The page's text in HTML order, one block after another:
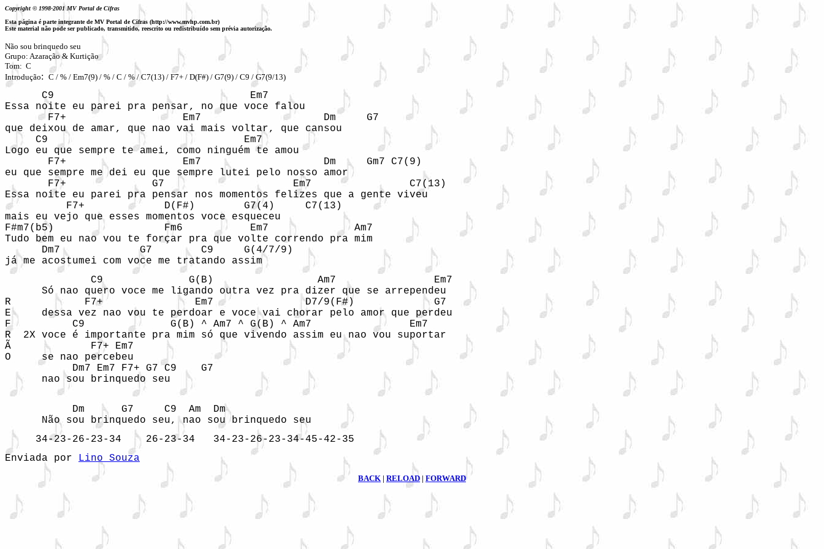
Copyright © 1998-2001 MV Portal de Cifras
Esta página é parte integrante de MV Portal de Cifras (http://www.mvhp.com.br)
Este material não pode ser publicado, transmitido, reescrito ou redistribuído sem prévia autorização.
Não sou brinquedo seu
Grupo: Azaração & Kurtição
Tom:  C
Introdução: C / % / Em7(9) / % / C / % / C7(13) / F7+ / D(F#) / G7(9) / C9 / G7(9/13)
      C9                                Em7
Essa noite eu parei pra pensar, no que voce falou
       F7+                   Em7                    Dm     G7
que deixou de amar, que nao vai mais voltar, que cansou
     C9                                Em7
Logo eu que sempre te amei, como ninguém te amou
       F7+                   Em7                    Dm     Gm7 C7(9)
eu que sempre me dei eu que sempre lutei pelo nosso amor
       F7+              G7                     Em7                C7(13)
Essa noite eu parei pra pensar nos momentos felizes que a gente viveu
          F7+             D(F#)        G7(4)     C7(13)
mais eu vejo que esses momentos voce esqueceu
F#m7(b5)                  Fm6           Em7              Am7
Tudo bem eu nao vou te forçar pra que volte correndo pra mim
      Dm7             G7        C9     G(4/7/9)
já me acostumei com voce me tratando assim
              C9              G(B)                 Am7                Em7
      Só nao quero voce me ligando outra vez pra dizer que se arrependeu
R            F7+               Em7               D7/9(F#)             G7
E     dessa vez nao vou te perdoar e voce vai chorar pelo amor que perdeu
F          C9              G(B) ^ Am7 ^ G(B) ^ Am7                Em7
R  2X voce é importante pra mim só que vivendo assim eu nao vou suportar
Ã             F7+ Em7
O     se nao percebeu
           Dm7 Em7 F7+ G7 C9    G7
      nao sou brinquedo seu
           Dm      G7     C9  Am  Dm
      Não sou brinquedo seu, nao sou brinquedo seu
     34-23-26-23-34    26-23-34   34-23-26-23-34-45-42-35
Enviada por Lino Souza
BACK | RELOAD | FORWARD